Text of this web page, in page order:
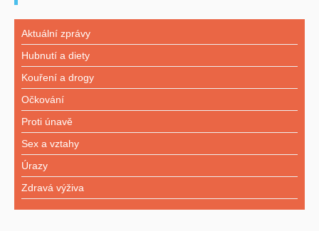
Aktuální zprávy
Hubnutí a diety
Kouření a drogy
Očkování
Proti únavě
Sex a vztahy
Úrazy
Zdravá výživa